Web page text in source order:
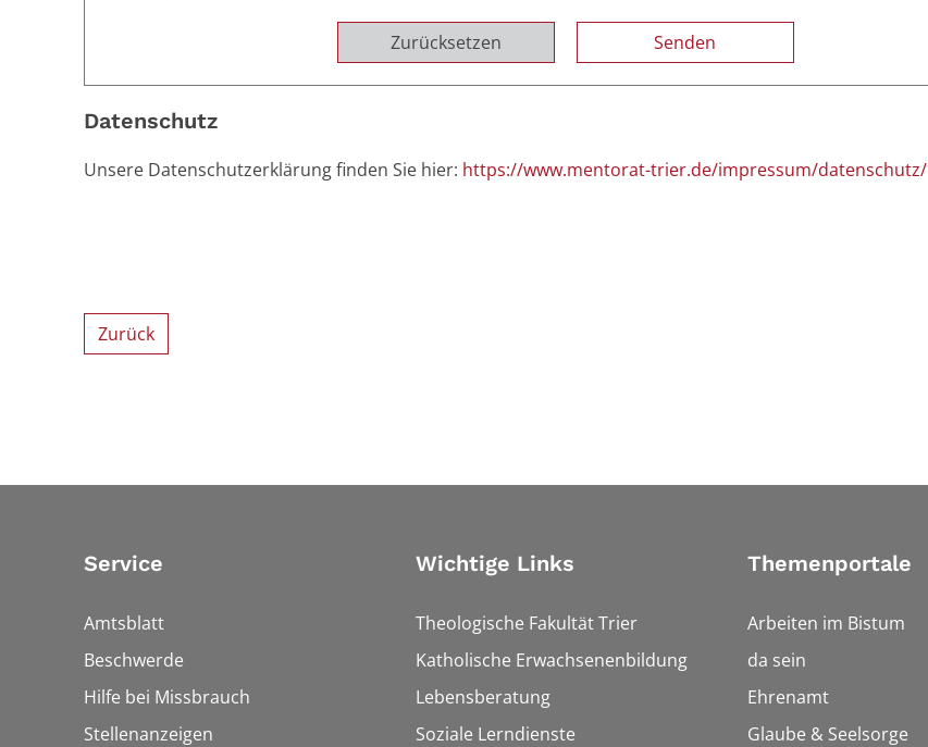
Zurücksetzen
Datenschutz
Unsere Datenschutzerklärung finden Sie hier: https://www.mentorat-trier.de/impressum/datenschutz/
Zurück
Service
Amtsblatt
Beschwerde
Hilfe bei Missbrauch
Stellenanzeigen
Wichtige Links
Theologische Fakultät Trier
Katholische Erwachsenenbildung
Lebensberatung
Soziale Lerndienste
Themenportale
Arbeiten im Bistum
da sein
Ehrenamt
Glaube & Seelsorge